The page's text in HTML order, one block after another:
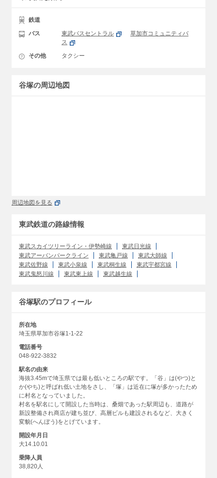
鉄道
バス 東武バスセントラル
草加市コミュニティバ
ス
その他
タクシー
谷塚の周辺地図
周辺地図を見る
東武鉄道の路線情報
東武スカイツリーライン・伊勢崎線
東武日光線
東武アーバンパークライン
東武亀戸線
東武大師線
東武佐野線
東武小泉線 東武桐生線
東武宇都宮線
東武鬼怒川線
東武東上線 東武越生線
谷塚駅のプロフィール
所在地
埼玉県草加市谷塚1-1-22
電話番号
048-922-3832
駅名の由来
海抜3.45mで埼玉県では最も低いところの駅です。「谷」は(やつ)と
か(やち)と呼ばれ低い土地をさし、「塚」は近在に塚が多かったため
に村名となっていました。
村名を駅名にして開設した当時は、桑畑であった駅周辺も、道路が
新設整備され商店が建ち並び、高層ビルも建設されるなど、大きく
変貌(へんぼう)をとげています。
開設年月日
大14.10.01
乗降人員
38,820人